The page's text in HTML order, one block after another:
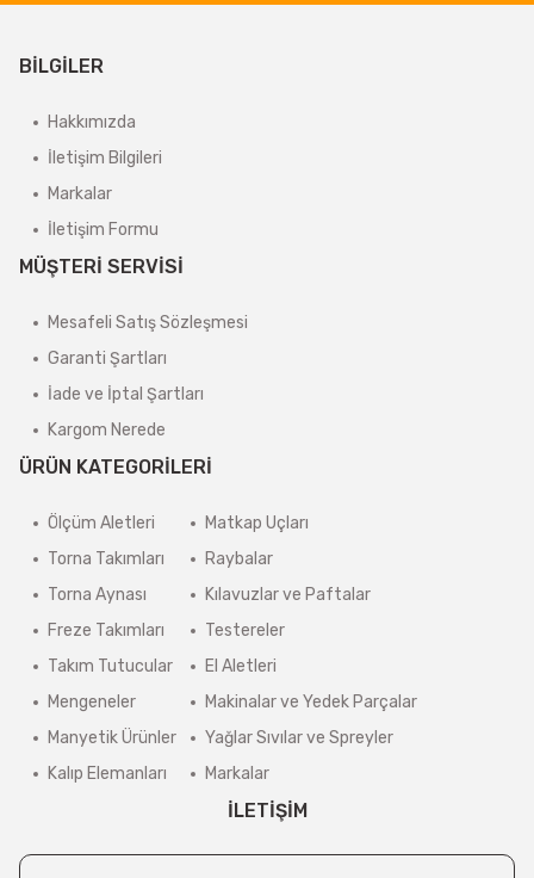
BİLGİLER
Hakkımızda
İletişim Bilgileri
Markalar
İletişim Formu
MÜŞTERİ SERVİSİ
Mesafeli Satış Sözleşmesi
Garanti Şartları
İade ve İptal Şartları
Kargom Nerede
ÜRÜN KATEGORİLERİ
Ölçüm Aletleri
Torna Takımları
Torna Aynası
Freze Takımları
Takım Tutucular
Mengeneler
Manyetik Ürünler
Kalıp Elemanları
Matkap Uçları
Raybalar
Kılavuzlar ve Paftalar
Testereler
El Aletleri
Makinalar ve Yedek Parçalar
Yağlar Sıvılar ve Spreyler
Markalar
İLETİŞİM